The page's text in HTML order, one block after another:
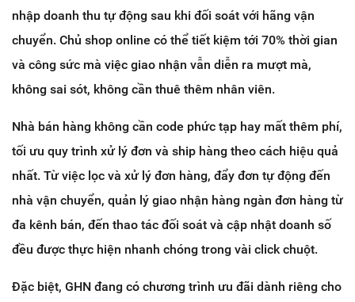
nhập doanh thu tự động sau khi đối soát với hãng vận
chuyển. Chủ shop online có thể tiết kiệm tới 70% thời gian
và công sức mà việc giao nhận vẫn diễn ra mượt mà,
không sai sót, không cần thuê thêm nhân viên.
Nhà bán hàng không cần code phức tạp hay mất thêm phí,
tối ưu quy trình xử lý đơn và ship hàng theo cách hiệu quả
nhất. Từ việc lọc và xử lý đơn hàng, đẩy đơn tự động đến
nhà vận chuyển, quản lý giao nhận hàng ngàn đơn hàng từ
đa kênh bán, đến thao tác đối soát và cập nhật doanh số
đều được thực hiện nhanh chóng trong vài click chuột.
Đặc biệt, GHN đang có chương trình ưu đãi dành riêng cho